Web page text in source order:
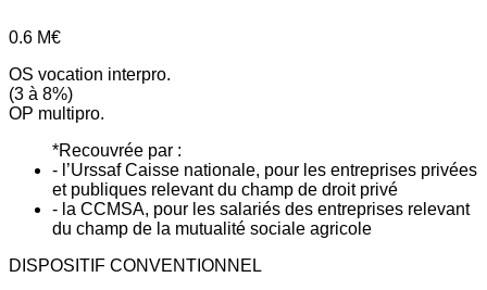
0.6 M€
OS vocation interpro.
(3 à 8%)
OP multipro.
*Recouvrée par :
- l’Urssaf Caisse nationale, pour les entreprises privées
et publiques relevant du champ de droit privé
- la CCMSA, pour les salariés des entreprises relevant
du champ de la mutualité sociale agricole
DISPOSITIF CONVENTIONNEL